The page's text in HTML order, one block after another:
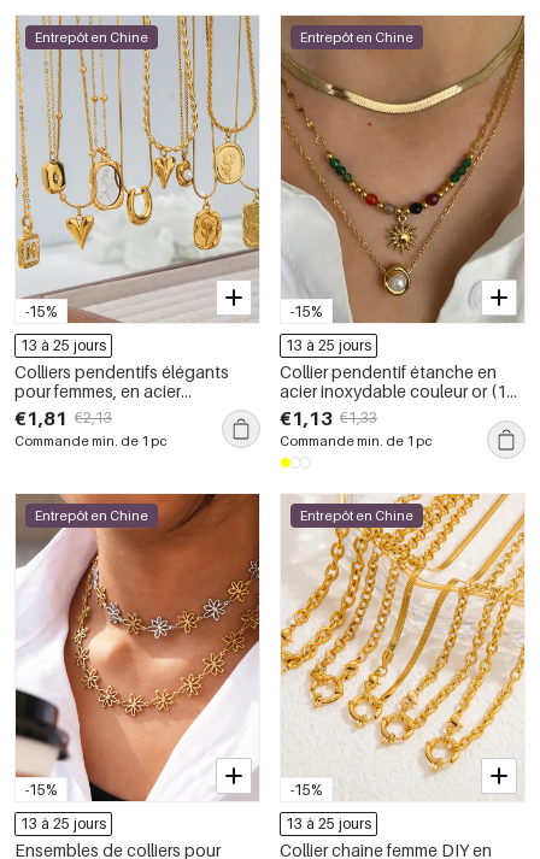
-15%
Entrepôt en Chine
13 à 25 jours
Colliers pendentifs élégants
pour femmes, en acier
inoxydable doré, en forme de
cœur rectangulaire et de fleur
en goutte d&#39;eau
€1,81 €2,13
Commande min. de 1 pc
-15%
Entrepôt en Chine
13 à 25 jours
Collier pendentif étanche en
acier inoxydable couleur or (1
pièce)
€1,13 €1,33
Commande min. de 1 pc
-15%
Entrepôt en Chine
13 à 25 jours
Ensembles de colliers pour
-15%
Entrepôt en Chine
13 à 25 jours
Collier chaîne femme DIY en